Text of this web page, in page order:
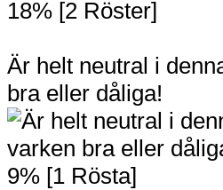
18% [2 Röster]
Är helt neutral i
bra eller dåliga!
9% [1 Rösta]